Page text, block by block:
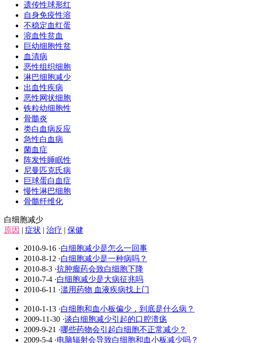
遗传性球形红
自身免疫性溶
不稳定血红蛋
溶血性贫血
巨幼细胞性贫
血清病
恶性组织细胞
淋巴细胞减少
出血性疾病
恶性网状细胞
铁粒幼细胞性
骨髓炎
类白血病反应
急性白血病
菌血症
阵发性睡眠性
尼曼匹克氏病
巨球蛋白血症
慢性淋巴细胞
骨髓纤维化
白细胞减少
原因 | 症状 | 治疗 | 保健
2010-9-16 ·白细胞减少是怎么一回事
2010-8-12 ·白细胞减少是一种病吗？
2010-8-3 ·抗肿瘤药会致白细胞下降
2010-7-4 ·白细胞减少是大病征兆吗
2010-6-11 ·滥用药物 血液疾病找上门
2010-1-13 ·白细胞和血小板偏少，到底是什么病？
2009-11-30 ·谈白细胞减少引起的口腔溃疡
2009-9-21 ·哪些药物会引起白细胞不正常减少？
2009-5-4 ·电脑辐射会导致白细胞和血小板减少吗？